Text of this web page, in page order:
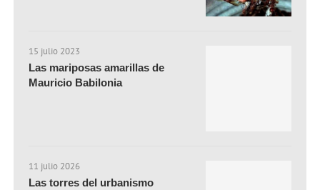
15 julio 2023
Las mariposas amarillas de
Mauricio Babilonia
11 julio 2026
Las torres del urbanismo